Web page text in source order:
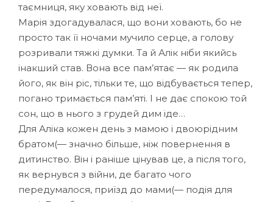
таємниця, яку ховають від неї.
Марія здогадувалася, що вони ховають, бо не
просто так її ночами мучило серце, а голову
розривали тяжкі думки. Та й Алік ніби якийсь
інакший став. Вона все пам’ятає — як родила
його, як він ріс, тільки те, що відбувається тепер,
погано тримається пам’яті. І не дає спокою той
сон, що в нього з грудей дим іде…
Для Аліка кожен день з мамою і двоюрідним
братом(— значно більше, ніж повернення в
дитинство. Він і раніше цінував це, а після того,
як вернувся з війни, де багато чого
передумалося, приїзд до мами(— подія для